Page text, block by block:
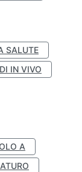
SALUTE
IN VIVO
A